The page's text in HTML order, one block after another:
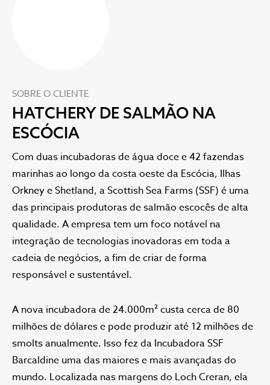
SOBRE O CLIENTE
HATCHERY DE SALMÃO NA
ESCÓCIA
Com duas incubadoras de água doce e 42 fazendas
marinhas ao longo da costa oeste da Escócia, Ilhas
Orkney e Shetland, a Scottish Sea Farms (SSF) é uma
das principais produtoras de salmão escocês de alta
qualidade. A empresa tem um foco notável na
integração de tecnologias inovadoras em toda a
cadeia de negócios, a fim de criar de forma
responsável e sustentável.
A nova incubadora de 24.000m² custa cerca de 80
milhões de dólares e pode produzir até 12 milhões de
smolts anualmente. Isso fez da Incubadora SSF
Barcaldine uma das maiores e mais avançadas do
mundo. Localizada nas margens do Loch Creran, ela